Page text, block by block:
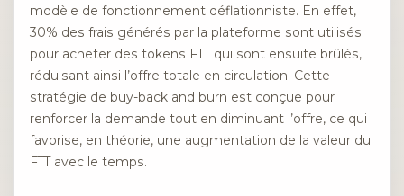
modèle de fonctionnement déflationniste. En effet,
30% des frais générés par la plateforme sont utilisés
pour acheter des tokens FTT qui sont ensuite brûlés,
réduisant ainsi l’offre totale en circulation. Cette
stratégie de buy-back and burn est conçue pour
renforcer la demande tout en diminuant l’offre, ce qui
favorise, en théorie, une augmentation de la valeur du
FTT avec le temps.